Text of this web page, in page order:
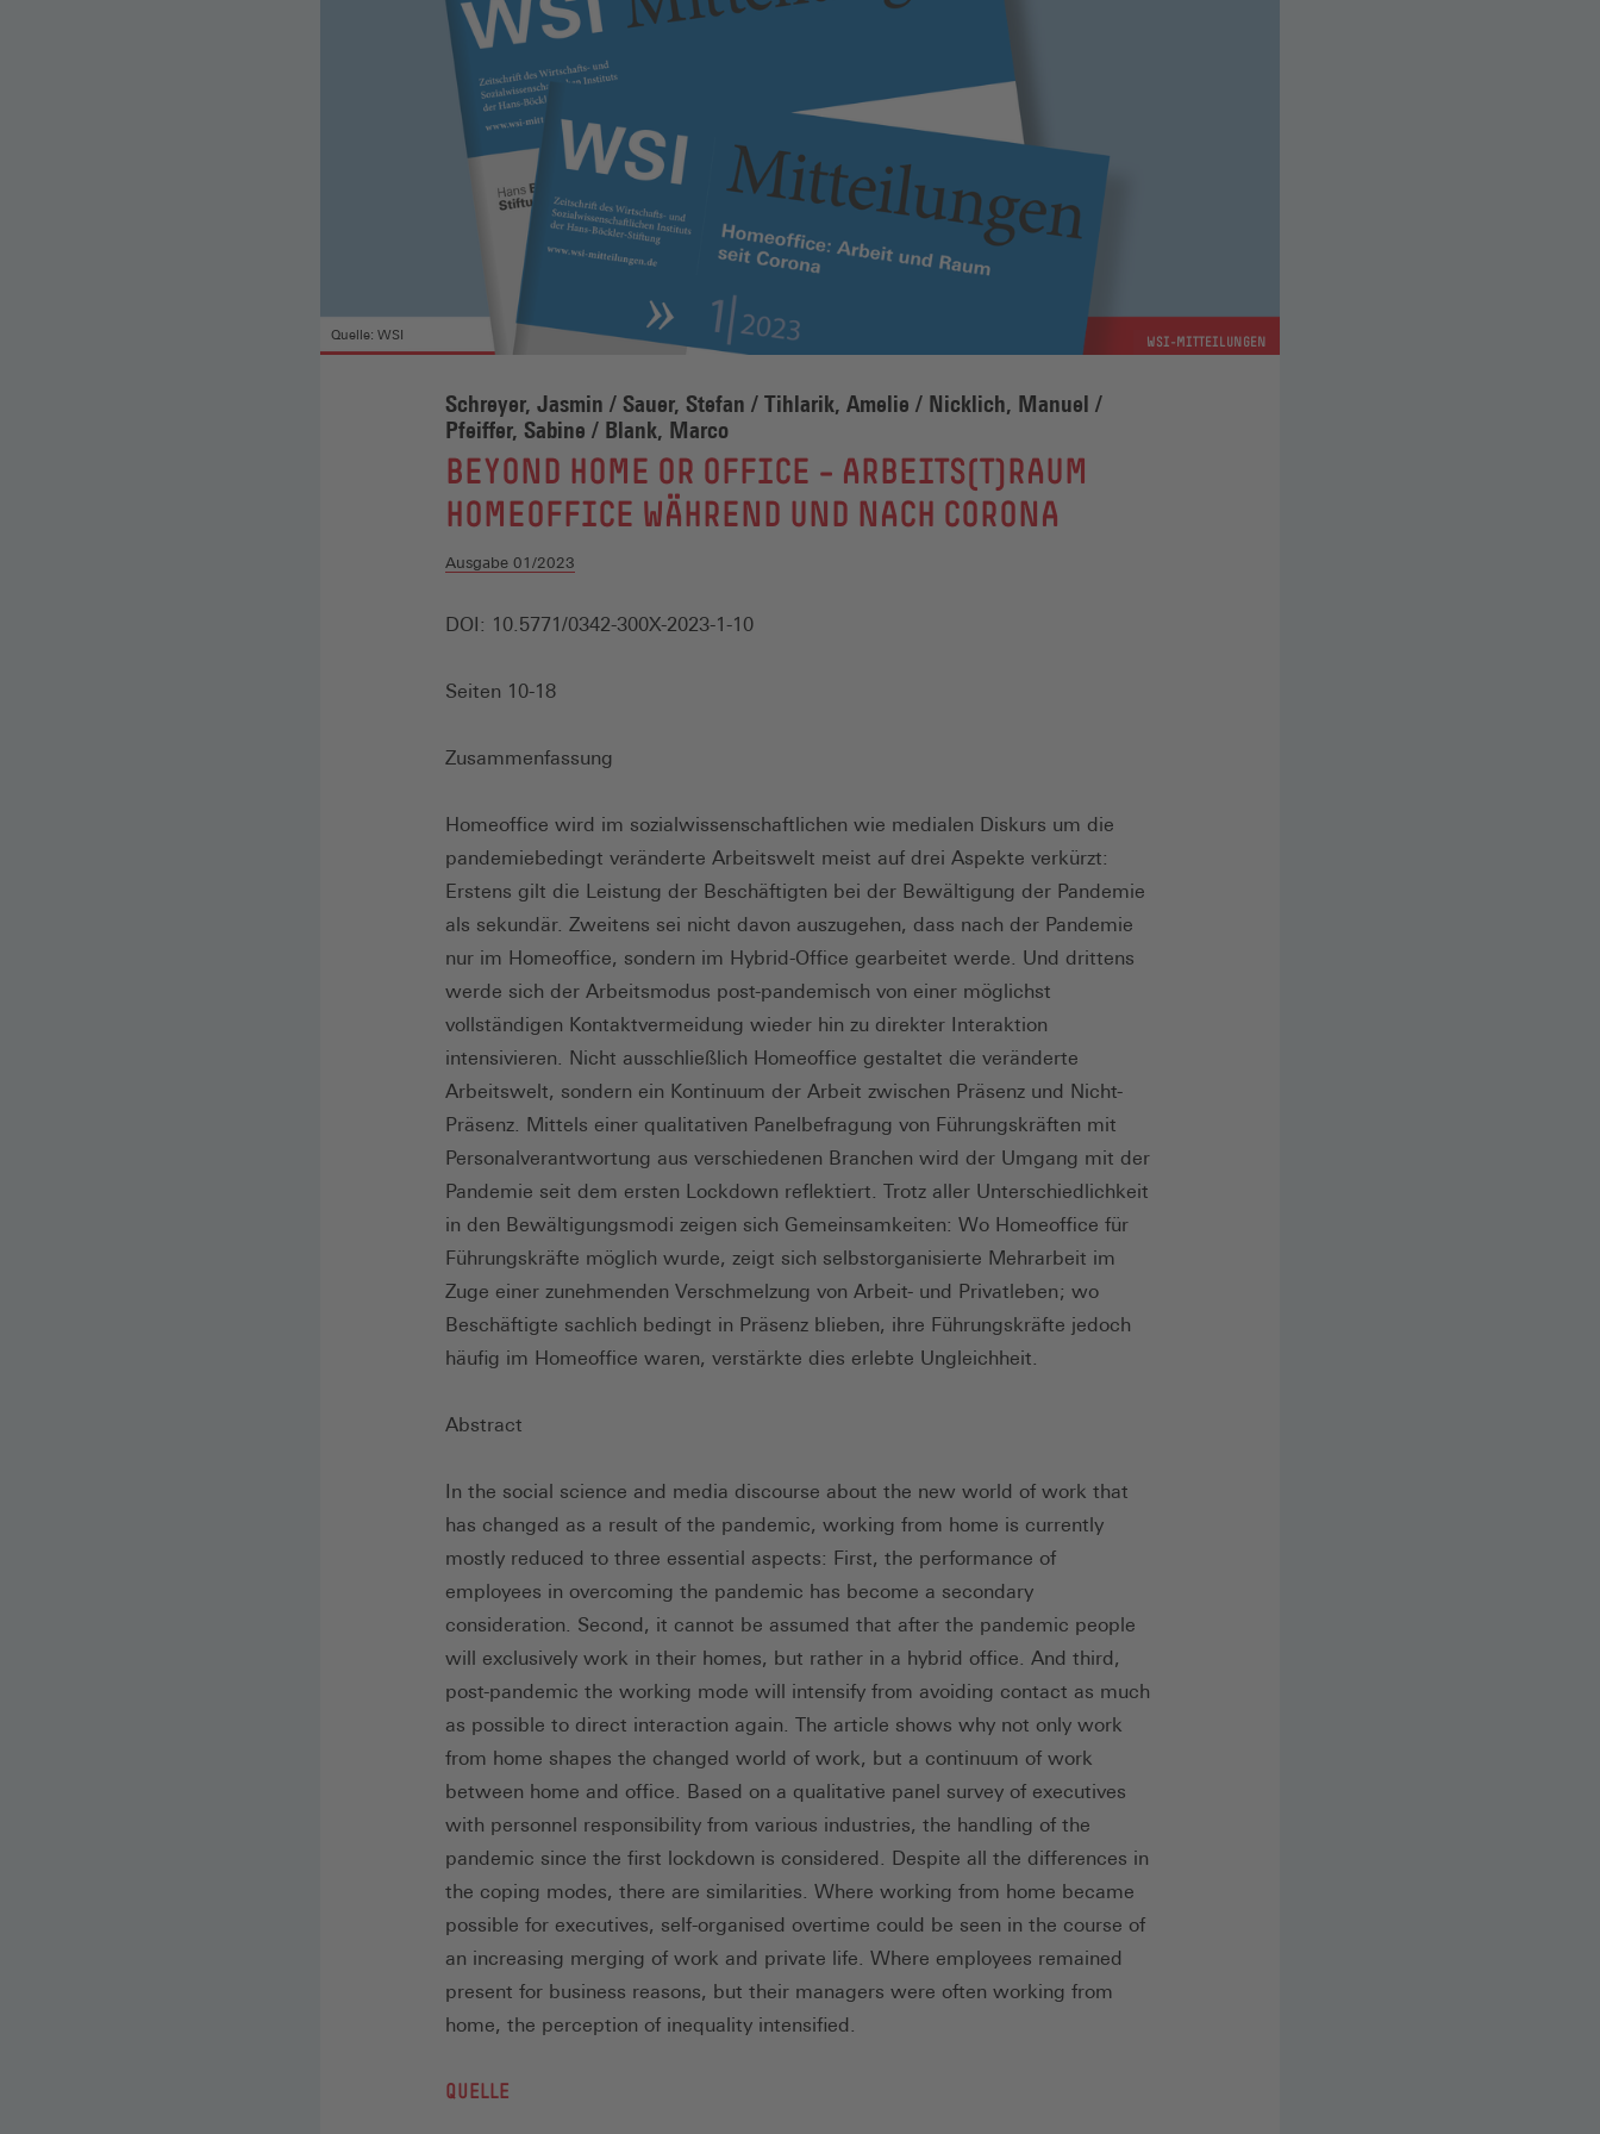
Quelle: WSI WSI-MITTEILUNGEN
Schreyer, Jasmin / Sauer, Stefan / Tihlarik, Amelie / Nicklich, Manuel /
Pfeiffer, Sabine / Blank, Marco
:
BEYOND HOME OR OFFICE – ARBEITS(T)RAUM
HOMEOFFICE WÄHREND UND NACH CORONA
Ausgabe 01/2023
DOI: 10.5771/0342-300X-2023-1-10
Seiten 10-18
Zusammenfassung
Homeoffice wird im sozialwissenschaftlichen wie medialen Diskurs um die
pandemiebedingt veränderte Arbeitswelt meist auf drei Aspekte verkürzt:
Erstens gilt die Leistung der Beschäftigten bei der Bewältigung der Pandemie
als sekundär. Zweitens sei nicht davon auszugehen, dass nach der Pandemie
nur im Homeoffice, sondern im Hybrid-Office gearbeitet werde. Und drittens
werde sich der Arbeitsmodus post-pandemisch von einer möglichst
vollständigen Kontaktvermeidung wieder hin zu direkter Interaktion
intensivieren. Nicht ausschließlich Homeoffice gestaltet die veränderte
Arbeitswelt, sondern ein Kontinuum der Arbeit zwischen Präsenz und Nicht-
Präsenz. Mittels einer qualitativen Panelbefragung von Führungskräften mit
Personalverantwortung aus verschiedenen Branchen wird der Umgang mit der
Pandemie seit dem ersten Lockdown reflektiert. Trotz aller Unterschiedlichkeit
in den Bewältigungsmodi zeigen sich Gemeinsamkeiten: Wo Homeoffice für
Führungskräfte möglich wurde, zeigt sich selbstorganisierte Mehrarbeit im
Zuge einer zunehmenden Verschmelzung von Arbeit- und Privatleben ; wo
Beschäftigte sachlich bedingt in Präsenz blieben, ihre Führungskräfte jedoch
häufig im Homeoffice waren, verstärkte dies erlebte Ungleichheit.
Abstract
In the social science and media discourse about the new world of work that
has changed as a result of the pandemic, working from home is currently
mostly reduced to three essential aspects: First, the performance of
employees in overcoming the pandemic has become a secondary
consideration. Second, it cannot be assumed that after the pandemic people
will exclusively work in their homes, but rather in a hybrid office. And third,
post-pandemic the working mode will intensify from avoiding contact as much
as possible to direct interaction again. The article shows why not only work
from home shapes the changed world of work, but a continuum of work
between home and office. Based on a qualitative panel survey of executives
with personnel responsibility from various industries, the handling of the
pandemic since the first lockdown is considered. Despite all the differences in
the coping modes, there are similarities. Where working from home became
possible for executives, self-organised overtime could be seen in the course of
an increasing merging of work and private life. Where employees remained
present for business reasons, but their managers were often working from
home, the perception of inequality intensified.
QUELLE